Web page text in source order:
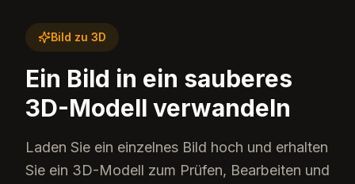
Bild zu 3D
Ein Bild in ein sauberes
3D-Modell verwandeln
Laden Sie ein einzelnes Bild hoch und erhalten
Sie ein 3D-Modell zum Prüfen, Bearbeiten und